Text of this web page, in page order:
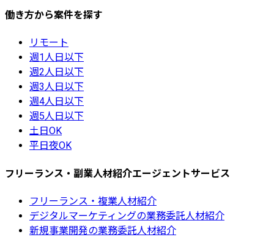
働き方から案件を探す
リモート
週1人日以下
週2人日以下
週3人日以下
週4人日以下
週5人日以下
土日OK
平日夜OK
フリーランス・副業人材紹介エージェントサービス
フリーランス・複業人材紹介
デジタルマーケティングの業務委託人材紹介
新規事業開発の業務委託人材紹介